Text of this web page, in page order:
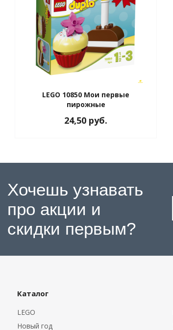
LEGO 10850 Мои первые
пирожные
24,50 руб.
Хочешь узнавать
про акции и
скидки первым?
Каталог
LEGO
Новый год